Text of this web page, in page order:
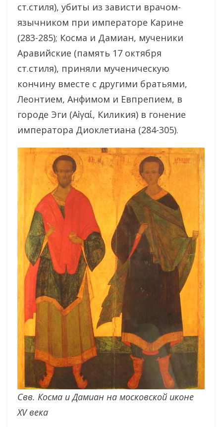
ст.стиля), убиты из зависти врачом-
язычником при императоре Карине
(283-285); Косма и Дамиан, мученики
Аравийские (память 17 октября
ст.стиля), приняли мученическую
кончину вместе с другими братьями,
Леонтием, Анфимом и Евпрепием, в
городе Эги (Αἰγαί, Киликия) в гонение
императора Диоклетиана (284-305).
Свв. Косма и Дамиан на московской иконе
XV века